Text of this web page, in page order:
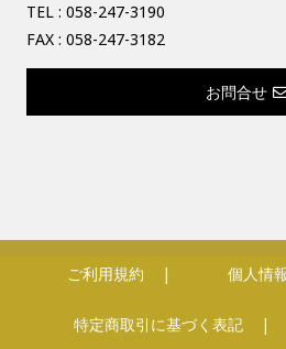
TEL : 058-247-3190
FAX : 058-247-3182
お問合せ
ご利用規約 個人情
特定商取引に基づく表記